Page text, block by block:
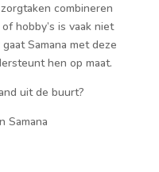
combineren
hobby’s is vaak niet
Samana met deze
hen op maat.
uit de buurt?
Samana